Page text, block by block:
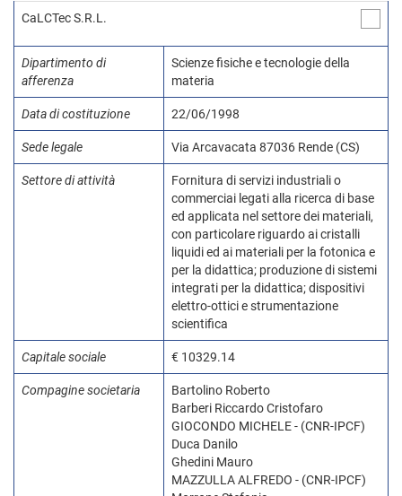
CaLCTec S.R.L.
Dipartimento di
afferenza
Scienze fisiche e tecnologie della
materia
Data di costituzione 22/06/1998
Sede legale Via Arcavacata 87036 Rende (CS)
Settore di attività
Fornitura di servizi industriali o
commerciai legati alla ricerca di base
ed applicata nel settore dei materiali,
con particolare riguardo ai cristalli
liquidi ed ai materiali per la fotonica e
per la didattica; produzione di sistemi
integrati per la didattica; dispositivi
elettro-ottici e strumentazione
scientifica
Capitale sociale € 10329.14
Compagine societaria
Bartolino Roberto
Barberi Riccardo Cristofaro
GIOCONDO MICHELE - (CNR-IPCF)
Duca Danilo
Ghedini Mauro
MAZZULLA ALFREDO - (CNR-IPCF)